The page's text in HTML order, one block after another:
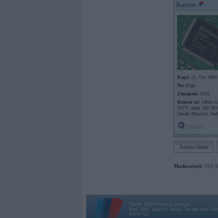
Kaross
Kopš: 21. Oct 2004
No: Rīga
Ziņojumi: 4555
Braucu ar: 540ix
20VT, Audi 100
Ducati Monster,
Jauna tēma
Moderatori: 968-
Vortāls BMWPower.lv darbojas
kopš 2002. gada 14. maija. Tas nav auto
BMW AG.